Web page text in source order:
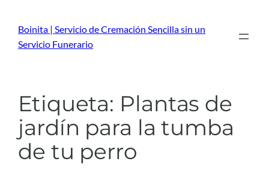
contenido
Boinita | Servicio de Cremación Sencilla sin un
Servicio Funerario
Etiqueta: Plantas de
jardín para la tumba
de tu perro